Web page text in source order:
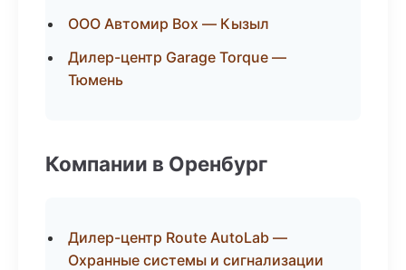
ООО Автомир Box — Кызыл
Дилер-центр Garage Torque —
Тюмень
Компании в Оренбург
Дилер-центр Route AutoLab —
Охранные системы и сигнализации